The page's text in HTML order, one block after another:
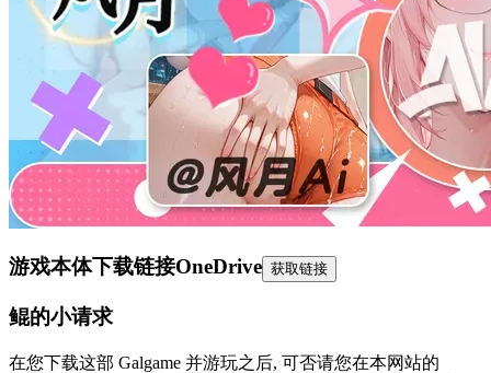
游戏本体下载链接OneDrive 获取链接
鲲的小请求
在您下载这部 Galgame 并游玩之后, 可否请您在本网站的